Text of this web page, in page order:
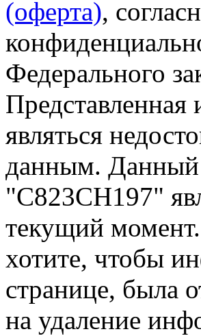
(оферта),
Федерального
являться
данным. Данный
"С823СН197"
текущий
хотите, чтобы
странице, была
на удаление